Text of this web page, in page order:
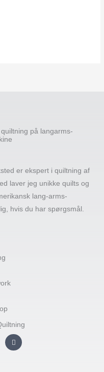
på langarms-
er ekspert i quiltning af
laver jeg unikke quilts og
lang-arms-
hvis du har spørgsmål.
Y
o
u